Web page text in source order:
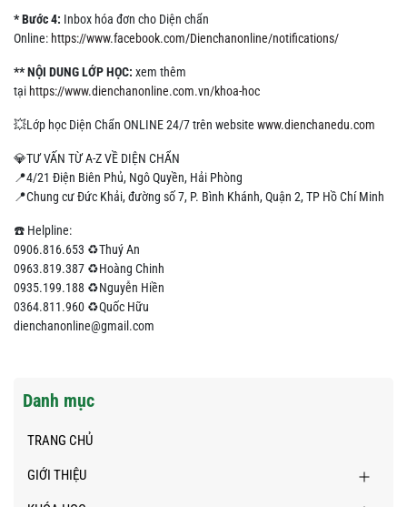
* Bước 4: Inbox hóa đơn cho Diện chẩn
Online: https://www.facebook.com/Dienchanonline/notifications/
** NỘI DUNG LỚP HỌC: xem thêm
tại https://www.dienchanonline.com.vn/khoa-hoc
💥Lớp học Diện Chẩn ONLINE 24/7 trên website www.dienchanedu.com
💎TƯ VẤN TỪ A-Z VỀ DIỆN CHẨN
📍4/21 Điện Biên Phủ, Ngô Quyền, Hải Phòng
📍Chung cư Đức Khải, đường số 7, P. Bình Khánh, Quận 2, TP Hồ Chí Minh
☎️ Helpline:
0906.816.653 ♻Thuý An
0963.819.387 ♻Hoàng Chinh
0935.199.188 ♻Nguyễn Hiền
0364.811.960 ♻Quốc Hữu
dienchanonline@gmail.com
Danh mục
TRANG CHỦ
GIỚI THIỆU